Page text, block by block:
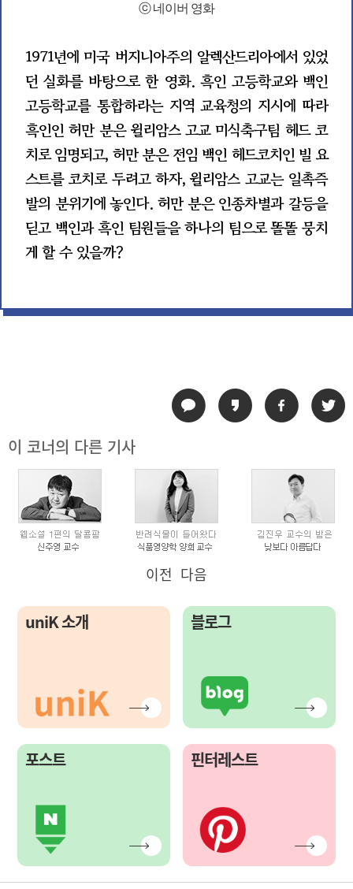
ⓒ 네이버 영화
1971년에 미국 버지니아주의 알렉산드리아에서 있었
던 실화를 바탕으로 한 영화. 흑인 고등학교와 백인
고등학교를 통합하라는 지역 교육청의 지시에 따라
흑인인 허만 분은 윌리암스 고교 미식축구팀 헤드 코
치로 임명되고, 허만 분은 전임 백인 헤드코치인 빌 요
스트를 코치로 두려고 하자, 윌리암스 고교는 일촉즉
발의 분위기에 놓인다. 허만 분은 인종차별과 갈등을
딛고 백인과 흑인 팀원들을 하나의 팀으로 똘똘 뭉치
게 할 수 있을까?
이 코너의 다른 기사
이전 다음
uniK 소개 블로그
포스트 핀터레스트